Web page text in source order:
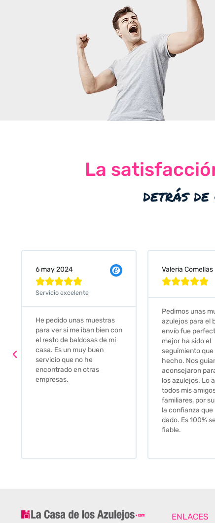
La
detrás
Valeria Comellas

azulejos para el baño. El
envío fue perfecto pero lo
mejor ha sido el
seguimiento que nos han
hecho. Nos guiaron y
aconsejaron para escoger
los azulejos. Lo aconsejo a
25 abr 2024

Muy amables,
buena
darte opciones y
soluciones.
relación calidad-
Gracias por todo
ENLACES